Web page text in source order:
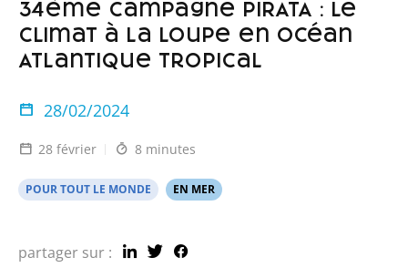
34ème campagne PIRATA : le
climat à la loupe en océan
Atlantique tropical
28/02/2024
28 février 8 minutes
POUR TOUT LE MONDE EN MER
partager sur :